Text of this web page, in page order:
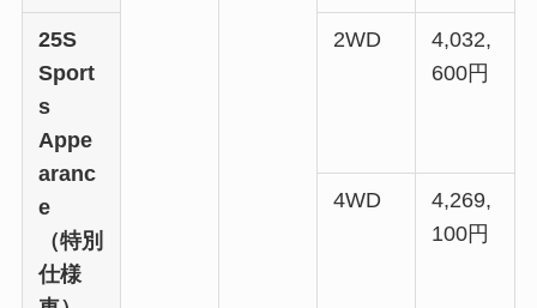
25S
Sport
s
Appe
aranc
e
（特別
仕様
2WD
4,032,
600円
4WD
4,269,
100円